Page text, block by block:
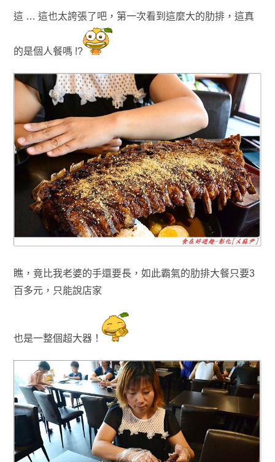
這 … 這也太誇張了吧，第一次看到這麼大的肋排，這真
的是個人餐嗎 !?
瞧，竟比我老婆的手還要長，如此霸氣的肋排大餐只要3
百多元，只能說店家
也是一整個超大器！